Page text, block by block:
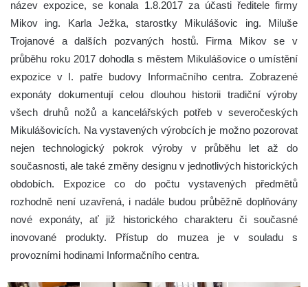
název expozice, se konala 1.8.2017 za účasti ředitele firmy
Mikov ing. Karla Ježka, starostky Mikulášovic ing. Miluše
Trojanové a dalších pozvaných hostů. Firma Mikov se v
průběhu roku 2017 dohodla s městem Mikulášovice o umístění
expozice v I. patře budovy Informačního centra. Zobrazené
exponáty dokumentují celou dlouhou historii tradiční výroby
všech druhů nožů a kancelářských potřeb v severočeských
Mikulášovicích. Na vystavených výrobcích je možno pozorovat
nejen technologický pokrok výroby v průběhu let až do
současnosti, ale také změny designu v jednotlivých historických
obdobích. Expozice co do počtu vystavených předmětů
rozhodně není uzavřená, i nadále budou průběžně doplňovány
nové exponáty, ať již historického charakteru či současné
inovované produkty. Přístup do muzea je v souladu s
provozními hodinami Informačního centra.